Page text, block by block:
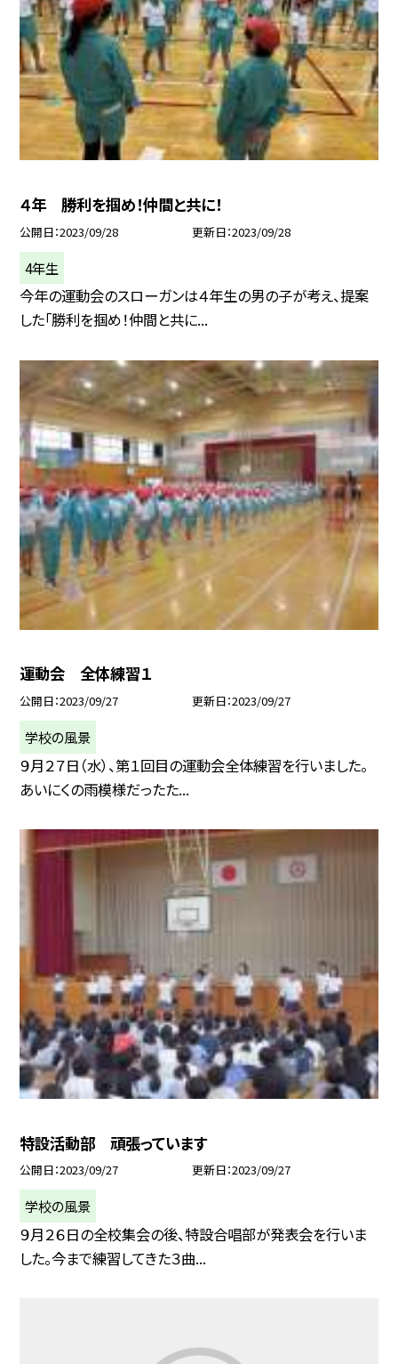
４年 勝利を掴め！仲間と共に！
公開日 2023/09/28 更新日 2023/09/28
4年生
今年の運動会のスローガンは４年生の男の子が考え、提案
した「勝利を掴め！仲間と共に...
運動会 全体練習１
公開日 2023/09/27 更新日 2023/09/27
学校の風景
９月２７日（水）、第１回目の運動会全体練習を行いました。
あいにくの雨模様だったた...
特設活動部 頑張っています
公開日 2023/09/27 更新日 2023/09/27
学校の風景
９月２６日の全校集会の後、特設合唱部が発表会を行いま
した。今まで練習してきた３曲...